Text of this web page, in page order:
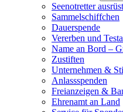
Seenotretter
Sammelschiffchen
Dauerspende
Vererben und
Name an Bord –
Zustiften
Unternehmen &
Anlassspenden
Freianzeigen &
Ehrenamt an Land